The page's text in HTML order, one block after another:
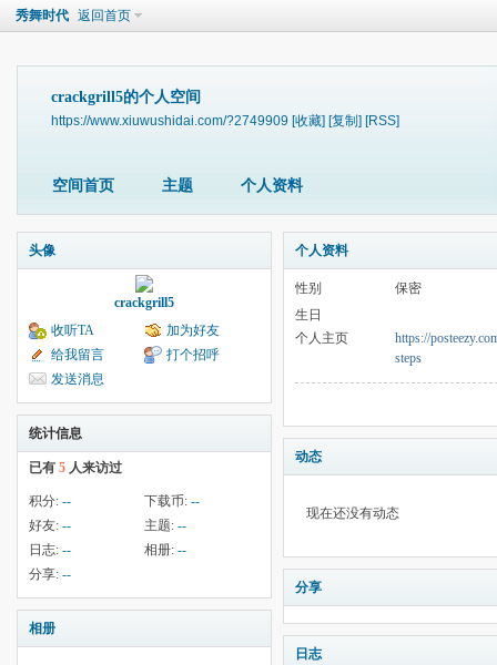
秀舞时代 返回首页
crackgrill5的个人空间
https://www.xiuwushidai.com/?2749909 [收藏] [复制] [RSS]
空间首页 主题 个人资料
头像
crackgrill5
收听TA
加为好友
给我留言
打个招呼
发送消息
统计信息
已有 5 人来访过
积分: -- 下载币: --
好友: -- 主题: --
日志: -- 相册: --
分享: --
相册
个人资料
性别
保密
生日
个人主页
https://
steps
动态
现在还没有动态
分享
日志